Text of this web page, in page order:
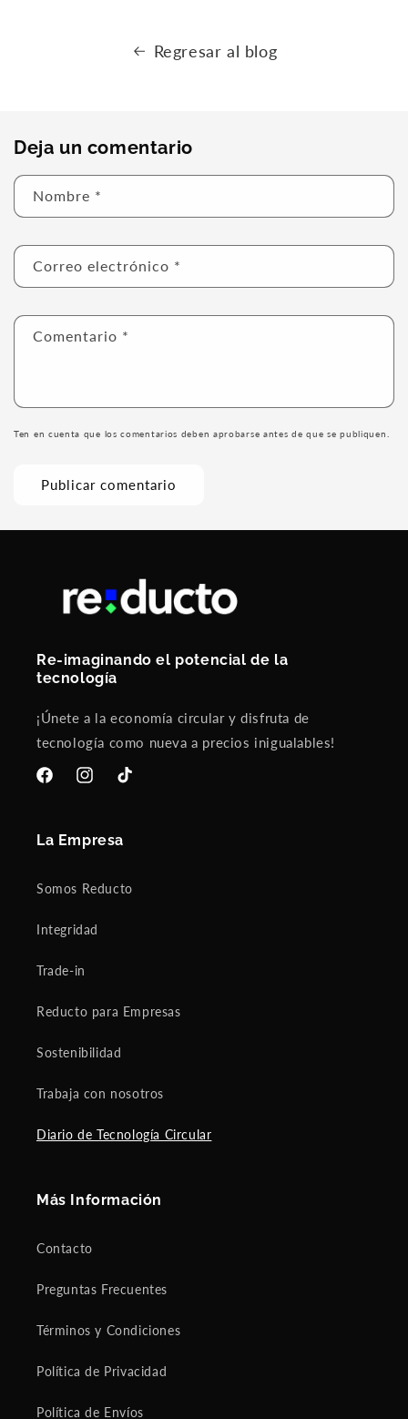
Regresar al blog
Deja un comentario
Nombre *
Correo electrónico *
Comentario *
Ten en cuenta que los comentarios deben aprobarse antes de que se publiquen.
Re-imaginando el potencial de la
tecnología
¡Únete a la economía circular y disfruta de
tecnología como nueva a precios inigualables!
FacebookInstagramTikTok
La Empresa
Somos Reducto
Integridad
Trade-in
Reducto para Empresas
Sostenibilidad
Trabaja con nosotros
Diario de Tecnología Circular
Más Información
Contacto
Preguntas Frecuentes
Términos y Condiciones
Política de Privacidad
Política de Envíos